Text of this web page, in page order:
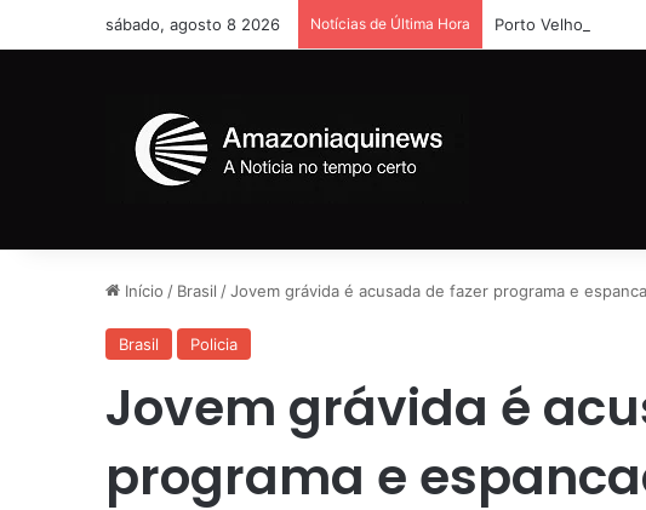
sábado, agosto 8 2026 Notícias de Última Hora Porto Velho dá
Início / Brasil /Jovem grávida é acusada de fazer programa e
Brasil Policia
Jovem grávida é
programa e